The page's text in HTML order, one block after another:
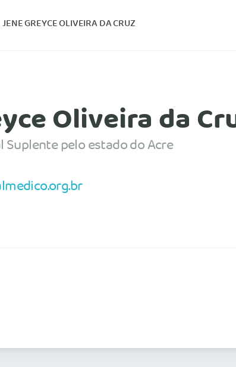
JENE GREYCE OLIVEIRA DA CRUZ
Oliveira da
Suplente pelo estado do Acre